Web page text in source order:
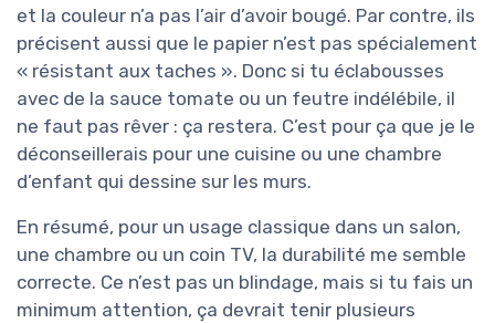
et la couleur n’a pas l’air d’avoir bougé. Par contre, ils
précisent aussi que le papier n’est pas spécialement
« résistant aux taches ». Donc si tu éclabousses
avec de la sauce tomate ou un feutre indélébile, il
ne faut pas rêver : ça restera. C’est pour ça que je le
déconseillerais pour une cuisine ou une chambre
d’enfant qui dessine sur les murs.
En résumé, pour un usage classique dans un salon,
une chambre ou un coin TV, la durabilité me semble
correcte. Ce n’est pas un blindage, mais si tu fais un
minimum attention, ça devrait tenir plusieurs